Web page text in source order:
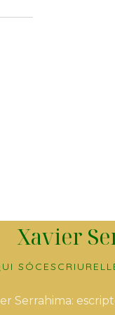
Xavier
SÓC ESCRIURE
Serrahima: